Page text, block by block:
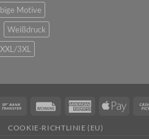
Motive
Weißdruck
XXL/3XL
Bank
Rechung
AmericanApple
COOKIE-RICHTLINIE (EU)